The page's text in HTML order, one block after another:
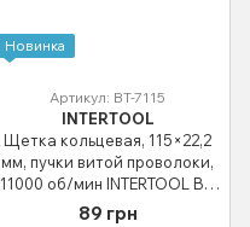
Новинка
Артикул: BT-7115
INTERTOOL
Щетка кольцевая, 115×22,2
мм, пучки витой проволоки,
11000 об/мин INTERTOOL BT-
7115
89 грн